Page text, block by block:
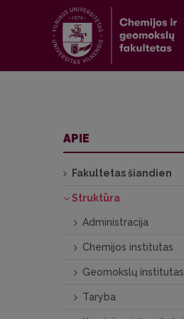
APIE
Fakultetas šiandien
Struktūra
Administracija
Chemijos institutas
Geomokslų institutas
Taryba